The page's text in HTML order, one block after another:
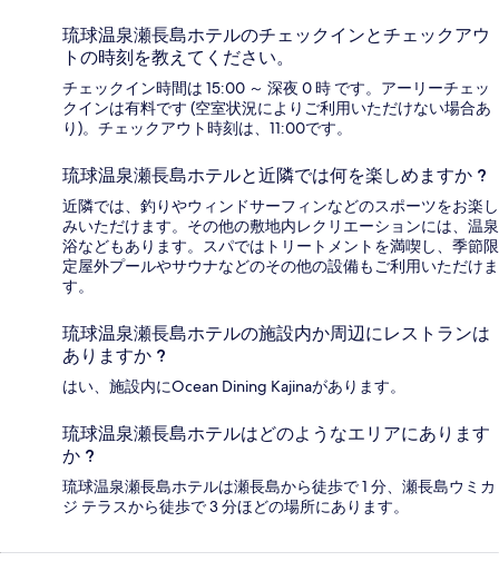
琉球温泉瀬長島ホテルのチェックインとチェックアウ
トの時刻を教えてください。
チェックイン時間は 15:00 ～ 深夜 0 時 です。アーリーチェッ
クインは有料です (空室状況によりご利用いただけない場合あ
り)。チェックアウト時刻は、11:00です。
琉球温泉瀬長島ホテルと近隣では何を楽しめますか ?
近隣では、釣りやウィンドサーフィンなどのスポーツをお楽し
みいただけます。その他の敷地内レクリエーションには、温泉
浴などもあります。スパではトリートメントを満喫し、季節限
定屋外プールやサウナなどのその他の設備もご利用いただけま
す。
琉球温泉瀬長島ホテルの施設内か周辺にレストランは
ありますか ?
はい、施設内にOcean Dining Kajinaがあります。
琉球温泉瀬長島ホテルはどのようなエリアにあります
か ?
琉球温泉瀬長島ホテルは瀬長島から徒歩で 1 分、瀬長島ウミカ
ジ テラスから徒歩で 3 分ほどの場所にあります。